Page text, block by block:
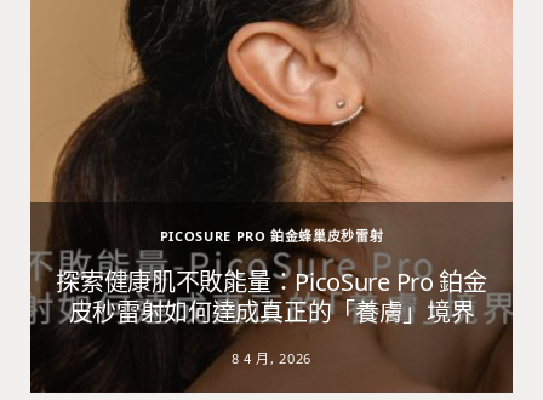
PICOSURE PRO 鉑金蜂巢皮秒雷射
探索健康肌不敗能量：PicoSure Pro 鉑金
皮秒雷射如何達成真正的「養膚」境界
8 4 月, 2026